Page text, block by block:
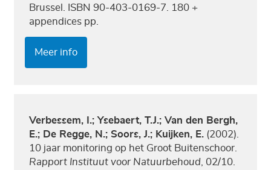
Brussel. ISBN 90-403-0169-7. 180 +
appendices pp.
Meer info
Verbessem, I.; Ysebaert, T.J.; Van den Bergh,
E.; De Regge, N.; Soors, J.; Kuijken, E. (2002).
10 jaar monitoring op het Groot Buitenschoor.
Rapport Instituut voor Natuurbehoud , 02/10.